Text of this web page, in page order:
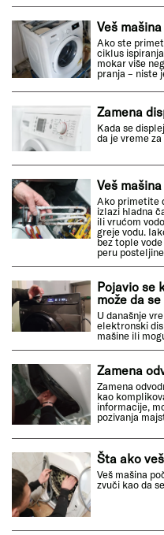
Veš
Ako ste
ciklus
mokar više
pranja – niste
Zamena
Kada se
da je vreme
Veš
Ako primetite
izlazi hladna
ili vrućom
greje vodu.
bez tople
peru
Pojavio se
može da
U današnje
elektronski
mašine ili
Zamena
Zamena
kao
informacije,
pozivanja
Šta ako
Veš mašina
zvuči kao da